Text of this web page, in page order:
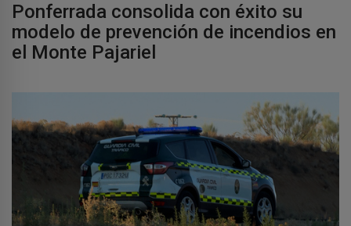
Ponferrada consolida con éxito su
modelo de prevención de incendios en
el Monte Pajariel